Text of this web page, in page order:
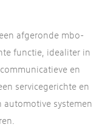
afgeronde mbo-
functie, idealiter in
en
servicegerichte en
automotive systemen